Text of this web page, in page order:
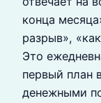
конца
разрыв»,
Это
первый план
денежными